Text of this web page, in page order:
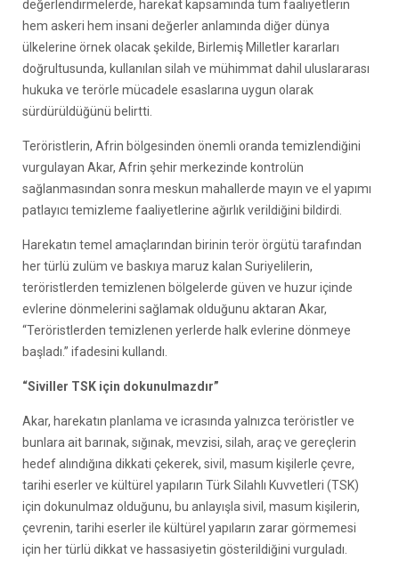
değerlendirmelerde, harekat kapsamında tüm faaliyetlerin
hem askeri hem insani değerler anlamında diğer dünya
ülkelerine örnek olacak şekilde, Birlemiş Milletler kararları
doğrultusunda, kullanılan silah ve mühimmat dahil uluslararası
hukuka ve terörle mücadele esaslarına uygun olarak
sürdürüldüğünü belirtti.
Teröristlerin, Afrin bölgesinden önemli oranda temizlendiğini
vurgulayan Akar, Afrin şehir merkezinde kontrolün
sağlanmasından sonra meskun mahallerde mayın ve el yapımı
patlayıcı temizleme faaliyetlerine ağırlık verildiğini bildirdi.
Harekatın temel amaçlarından birinin terör örgütü tarafından
her türlü zulüm ve baskıya maruz kalan Suriyelilerin,
teröristlerden temizlenen bölgelerde güven ve huzur içinde
evlerine dönmelerini sağlamak olduğunu aktaran Akar,
“Teröristlerden temizlenen yerlerde halk evlerine dönmeye
başladı.” ifadesini kullandı.
“Siviller TSK için dokunulmazdır”
Akar, harekatın planlama ve icrasında yalnızca teröristler ve
bunlara ait barınak, sığınak, mevzisi, silah, araç ve gereçlerin
hedef alındığına dikkati çekerek, sivil, masum kişilerle çevre,
tarihi eserler ve kültürel yapıların Türk Silahlı Kuvvetleri (TSK)
için dokunulmaz olduğunu, bu anlayışla sivil, masum kişilerin,
çevrenin, tarihi eserler ile kültürel yapıların zarar görmemesi
için her türlü dikkat ve hassasiyetin gösterildiğini vurguladı.